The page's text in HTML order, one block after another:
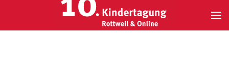
Zum Hauptinhalt springen